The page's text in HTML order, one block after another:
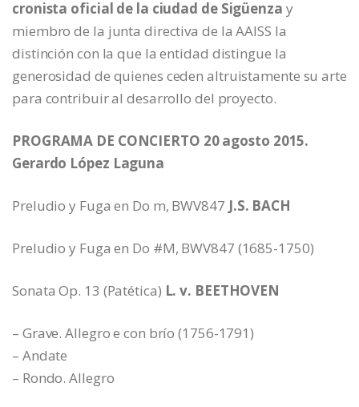
cronista oficial de la ciudad de Sigüenza y
miembro de la junta directiva de la AAISS la
distinción con la que la entidad distingue la
generosidad de quienes ceden altruistamente su arte
para contribuir al desarrollo del proyecto.
PROGRAMA DE CONCIERTO 20 agosto 2015.
Gerardo López Laguna
Preludio y Fuga en Do m, BWV847 J.S. BACH
Preludio y Fuga en Do #M, BWV847 (1685-1750)
Sonata Op. 13 (Patética) L. v. BEETHOVEN
– Grave. Allegro e con brío (1756-1791)
– Andate
– Rondo. Allegro